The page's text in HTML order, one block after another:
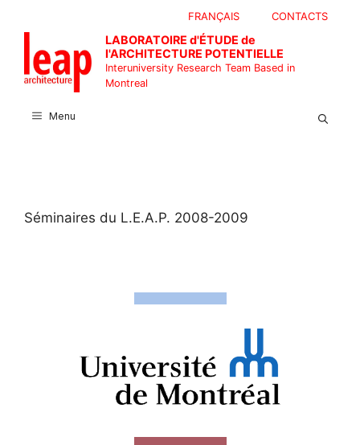
content
CONTACTS
FRANÇAIS
LABORATOIRE d'ÉTUDE de
l'ARCHITECTURE POTENTIELLE
Interuniversity Research Team Based in
Montreal
Menu
Séminaires du L.E.A.P. 2008-2009